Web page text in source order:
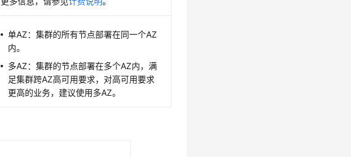
单AZ：集群的所有节点部署在同一个AZ
内。
多AZ：集群的节点部署在多个AZ内，满
足集群跨AZ高可用要求，对高可用要求
更高的业务，建议使用多AZ。